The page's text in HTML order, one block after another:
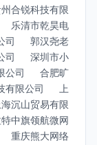
合锐科技有限
乐清市乾昊电
司
郭汉尧老
司
深圳市小
公司
合肥旷
有限公司
上
海沉山贸易有限
中旗领航微网
重庆熊大网络